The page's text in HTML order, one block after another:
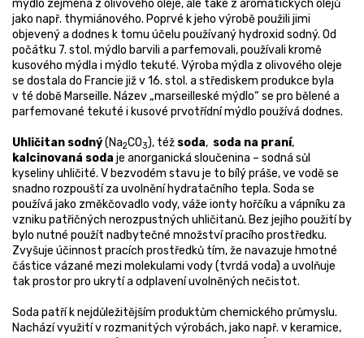
mýdlo zejména z olivového oleje, ale také z aromatických olejů
jako např. thymiánového. Poprvé k jeho výrobě použili jimi
objevený a dodnes k tomu účelu používaný hydroxid sodný. Od
počátku 7. stol. mýdlo barvili a parfemovali, používali kromě
kusového mýdla i mýdlo tekuté. Výroba mýdla z olivového oleje
se dostala do Francie již v 16. stol. a střediskem produkce byla
v té době Marseille. Název „marseilleské mýdlo“ se pro bělené a
parfemované tekuté i kusové prvotřídní mýdlo používá dodnes.
Uhličitan sodný(Na2CO3), též soda, soda na praní,
kalcinovaná soda je anorganická sloučenina – sodná sůl
kyseliny uhličité. V bezvodém stavu je to bílý práše, ve vodě se
snadno rozpouští za uvolnění hydratačního tepla. Soda se
používá jako změkčovadlo vody, váže ionty hořčíku a vápníku za
vzniku patřičných nerozpustných uhličitanů. Bez jejího použití by
bylo nutné použít nadbytečné množství pracího prostředku.
Zvyšuje účinnost pracích prostředků tím, že navazuje hmotné
částice vázané mezi molekulami vody (tvrdá voda) a uvolňuje
tak prostor pro ukrytí a odplavení uvolněných nečistot.
Soda patří k nejdůležitějším produktům chemického průmyslu.
Nachází využití v rozmanitých výrobách, jako např. v keramice,